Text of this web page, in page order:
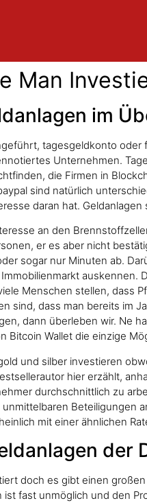
Man
im
tagesgeldkonto
Unternehmen.
die Firmen in
sind natürlich
daran hat.
an den
er es aber nicht
sogar nur Minuten ab.
auskennen.
Menschen stellen, dass
sind, dass man bereits im
dann überleben wir. Ne
Bitcoin Wallet die einzige
und silber investieren
hier erzählt,
durchschnittlich zu
Beteiligungen
mit einer ähnlichen
der
doch es gibt einen
ist fast unmöglich und den